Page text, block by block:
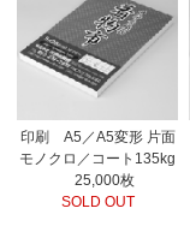
印刷 A5／A5変形 片面
モノクロ／コート135kg
25,000枚
SOLD OUT